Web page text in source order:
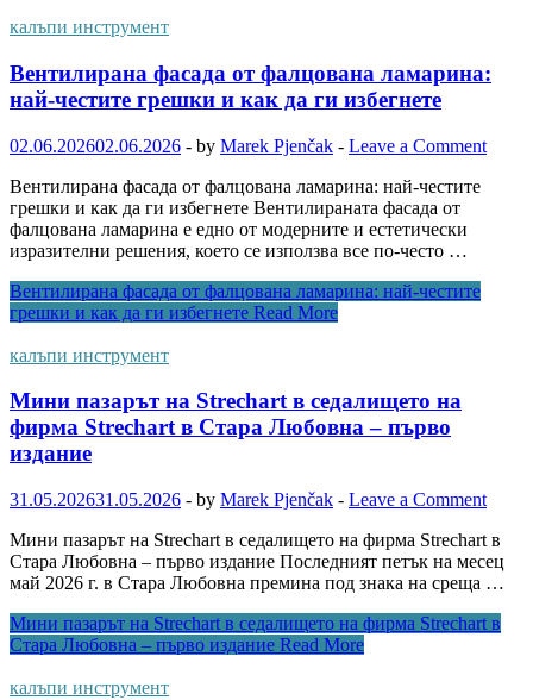
калъпи инструмент
Вентилирана фасада от фалцована ламарина:
най-честите грешки и как да ги избегнете
02.06.202602.06.2026 - by Marek Pjenčak - Leave a Comment
Вентилирана фасада от фалцована ламарина: най-честите
грешки и как да ги избегнете Вентилираната фасада от
фалцована ламарина е едно от модерните и естетически
изразителни решения, което се използва все по-често …
Вентилирана фасада от фалцована ламарина: най-честите
грешки и как да ги избегнете Read More
калъпи инструмент
Мини пазарът на Strechart в седалището на
фирма Strechart в Стара Любовна – първо
издание
31.05.202631.05.2026 - by Marek Pjenčak - Leave a Comment
Мини пазарът на Strechart в седалището на фирма Strechart в
Стара Любовна – първо издание Последният петък на месец
май 2026 г. в Стара Любовна премина под знака на среща …
Мини пазарът на Strechart в седалището на фирма Strechart в
Стара Любовна – първо издание Read More
калъпи инструмент